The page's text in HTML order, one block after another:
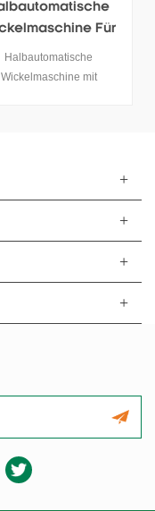
Für
Zylinderzelle
Halbautomatische
Wickelmaschine mit